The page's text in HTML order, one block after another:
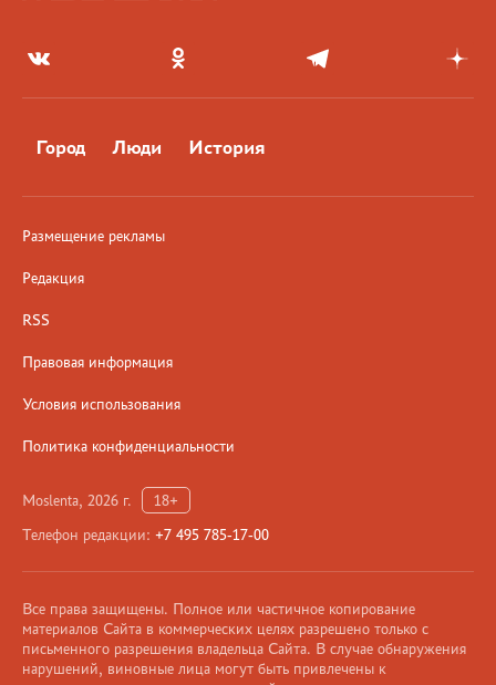
Город Люди История
Размещение рекламы
Редакция
RSS
Правовая информация
Условия использования
Политика конфиденциальности
Moslenta, 2026 г.
18+
Телефон редакции: +7 495 785-17-00
Все права защищены. Полное или частичное копирование
материалов Сайта в коммерческих целях разрешено только с
письменного разрешения владельца Сайта. В случае обнаружения
нарушений, виновные лица могут быть привлечены к